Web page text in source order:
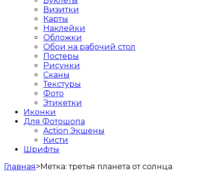
Визитки
Карты
Наклейки
Обложки
Обои на рабочий стол
Постеры
Рисунки
Сканы
Текстуры
Фото
Этикетки
Иконки
Для Фотошопа
Action Экшены
Кисти
Шрифты
Главная>Метка:третья планета от солнца